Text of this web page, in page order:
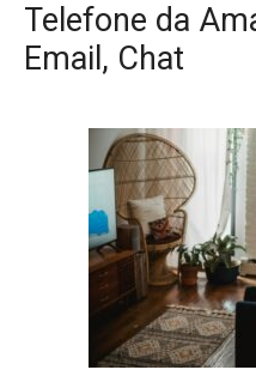
Telefone da
Email, Chat